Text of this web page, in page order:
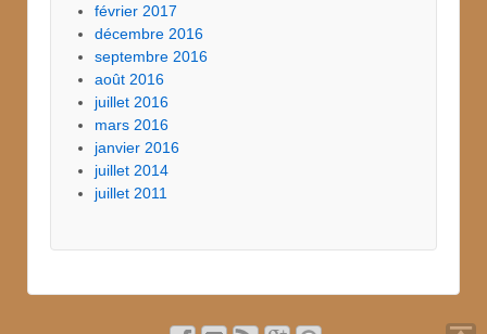
février 2017
décembre 2016
septembre 2016
août 2016
juillet 2016
mars 2016
janvier 2016
juillet 2014
juillet 2011